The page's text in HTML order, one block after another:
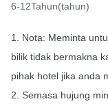
6-12Tahun(tahun)
1. Nota: Meminta
bilik tidak bermakna
pihak hotel jika anda
2. Semasa hujung